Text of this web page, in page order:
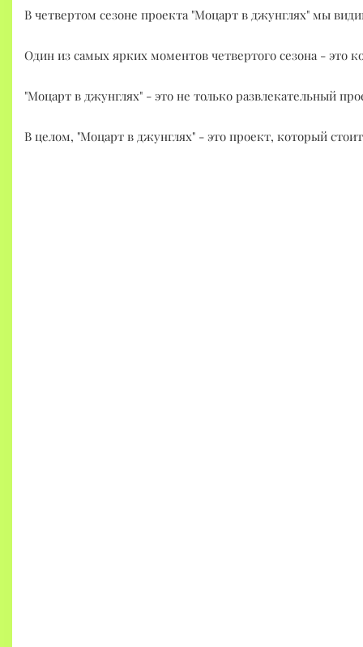
В четвертом сезоне проекта "Моцарт в джунглях" мы
Один из самых ярких моментов четвертого сезона - это
"Моцарт в джунглях" - это не только развлекательный
В целом, "Моцарт в джунглях" - это проект, который